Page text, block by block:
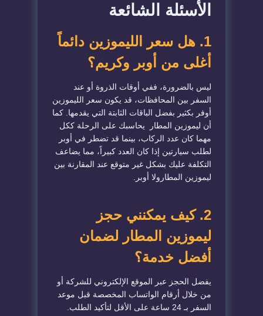
​الأسئلة الشائعة
​1. هل سعر الليموزين دائماً
أغلى من أوبر وكريم؟
​ليس بالضرورة، ففي أوقات الذروة أو عند
السفر بين المحافظات، قد يكون سعر الليموزين
أوفر بكثير بفضل الباقات الثابتة التي يقدمها. كما
أن ليموزين المطار يحاسبك على الرحلة ككل
مهما كان عدد الركاب، بينما قد تضطر في أوبر
لطلب سيارتين إذا كان العدد كبيراً، مما يضاعف
التكلفة عليك بشكل غير متوقع عند المقارنة بين
ليموزين المطار ولا أوبر
​2. كيف يمكنني حجز
ليموزين المطار لضمان
أفضل خدمة؟
​يفضل الحجز عبر الموقع الإلكتروني للشركة أو
من خلال أرقام الواتساب المخصصة قبل موعد
السفر بـ 24 ساعة على الأقل لتأكيد الطلب.